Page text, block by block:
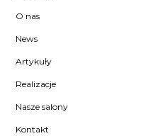
O nas
News
Artykuły
Realizacje
Nasze salony
Kontakt